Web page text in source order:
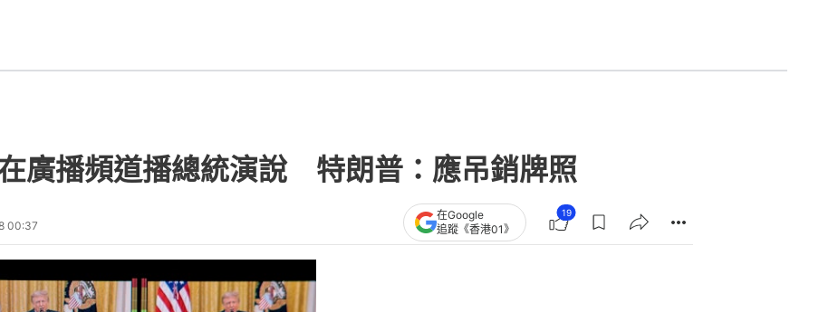
廣播頻道播總統演說 特朗普：應吊銷牌照
00:37
在Google
追蹤《香港01》
19